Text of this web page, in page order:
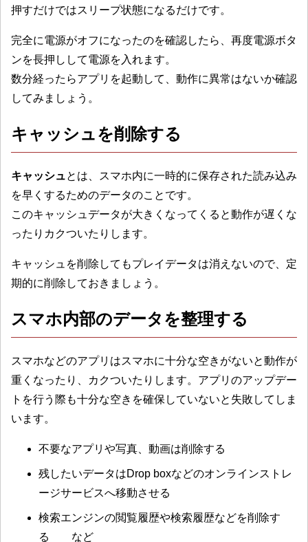
押すだけではスリープ状態になるだけです。
完全に電源がオフになったのを確認したら、再度電源ボタ
ンを長押しして電源を入れます。
数分経ったらアプリを起動して、動作に異常はないか確認
してみましょう。
キャッシュを削除する
キャッシュとは、スマホ内に一時的に保存された読み込み
を早くするためのデータのことです。
このキャッシュデータが大きくなってくると動作が遅くな
ったりカクついたりします。
キャッシュを削除してもプレイデータは消えないので、定
期的に削除しておきましょう。
スマホ内部のデータを整理する
スマホなどのアプリはスマホに十分な空きがないと動作が
重くなったり、カクついたりします。アプリのアップデー
トを行う際も十分な空きを確保していないと失敗してしま
います。
不要なアプリや写真、動画は削除する
残したいデータはDrop boxなどのオンラインストレ
ージサービスへ移動させる
検索エンジンの閲覧履歴や検索履歴などを削除す
る など